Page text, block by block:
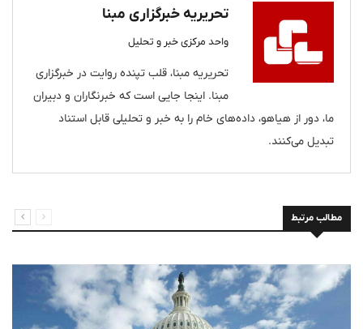
تحریریه خبرگزاری مبنا
واحد مرکزی خبر و تحلیل
تحریریه مبنا، قلب تپنده روایت در خبرگزاری
مبنا. اینجا جایی است که خبرنگاران و دبیران
ما، دور از هیاهو، داده‌های خام را به خبر و تحلیلی قابل استناد
تبدیل می‌کنند.
مطالب مرتبط